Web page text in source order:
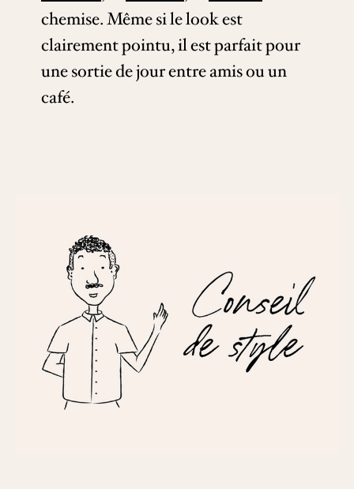
chemise. Même si le look est
clairement pointu, il est parfait pour
une sortie de jour entre amis ou un
café.